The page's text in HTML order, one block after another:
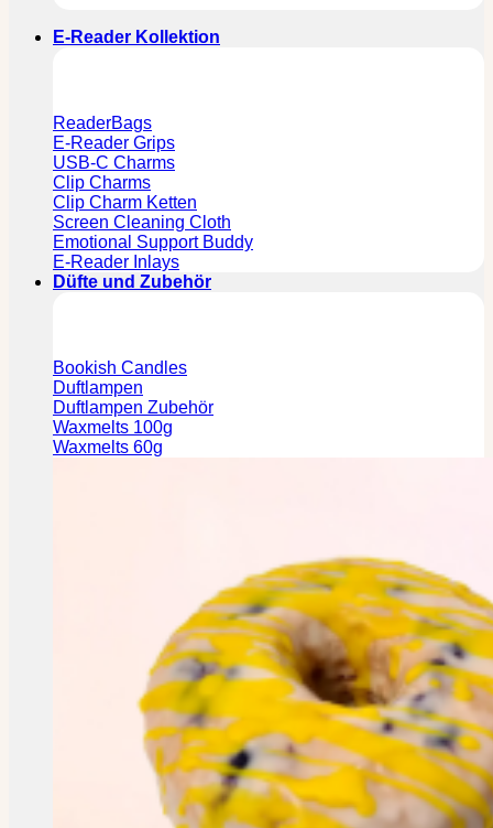
E-Reader Kollektion
ReaderBags
E-Reader Grips
USB-C Charms
Clip Charms
Clip Charm Ketten
Screen Cleaning Cloth
Emotional Support Buddy
E-Reader Inlays
Düfte und Zubehör
Bookish Candles
Duftlampen
Duftlampen Zubehör
Waxmelts 100g
Waxmelts 60g